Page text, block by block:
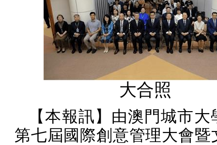
大合照
【本報訊】由澳門城市
第七屆國際創意管理大會暨